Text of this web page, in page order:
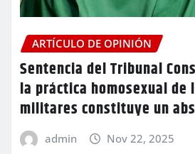
ARTÍCULO DE OPINIÓN
Sentencia del Tribunal
la práctica homosexual de
militares constituye un
admin Nov 22, 2025